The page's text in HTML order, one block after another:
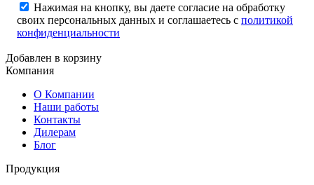
Нажимая на кнопку, вы даете согласие на обработку
своих персональных данных и соглашаетесь с политикой
конфиденциальности
Добавлен в корзину
Компания
О Компании
Наши работы
Контакты
Дилерам
Блог
Продукция